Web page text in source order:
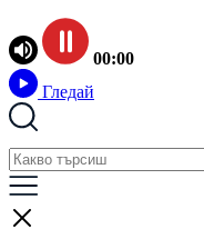
00:00
Гледай